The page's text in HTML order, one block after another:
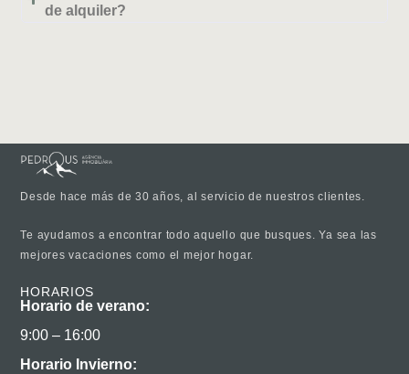
de alquiler?
Desde hace más de 30 años, al servicio de nuestros clientes.
Te ayudamos a encontrar todo aquello que busques. Ya sea las
mejores vacaciones como el mejor hogar.
HORARIOS
Horario de verano:
9:00 – 16:00
Horario Invierno: